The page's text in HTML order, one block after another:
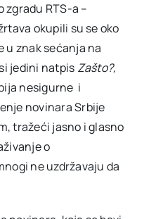
zgradu RTS-a –
okupili su se oko
u znak sećanja na
jedini natpis Zašto?,
nesigurne i
novinara Srbije
tražeći jasno i glasno
o
ne uzdržavaju da